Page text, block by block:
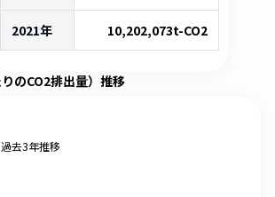
2021年 10,202,073t-CO2
のCO2排出量）推移
去3年推移